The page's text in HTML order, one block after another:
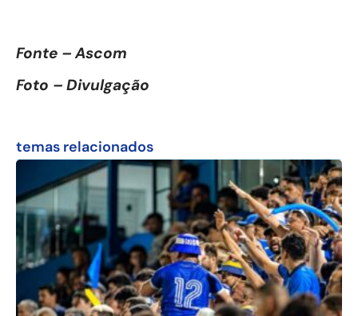
Fonte – Ascom
Foto – Divulgação
temas relacionados